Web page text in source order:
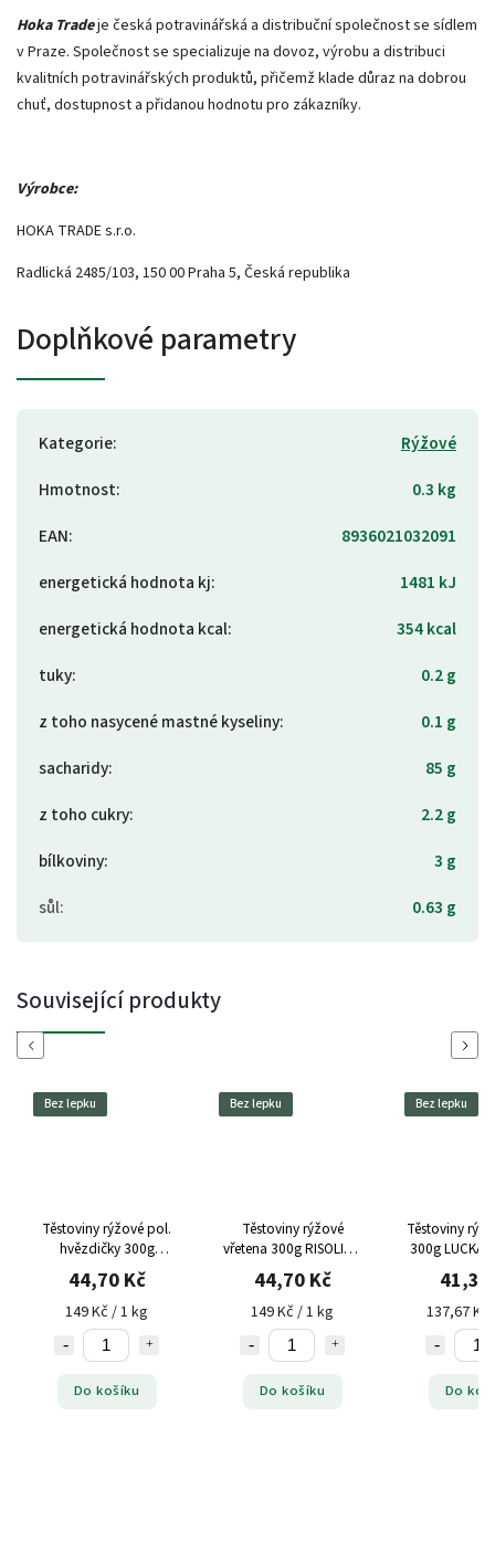
Hoka Tradeje česká potravinářská a distribuční společnost se sídlem
v Praze. Společnost se specializuje na dovoz, výrobu a distribuci
kvalitních potravinářských produktů, přičemž klade důraz na dobrou
chuť, dostupnost a přidanou hodnotu pro zákazníky.
Výrobce:
HOKA TRADE s.r.o.
Radlická 2485/103, 150 00 Praha 5, Česká republika
Doplňkové parametry
Kategorie:
Rýžové
Hmotnost:
0.3 kg
EAN:
8936021032091
energetická hodnota kj:
1481 kJ
energetická hodnota kcal:
354 kcal
tuky:
0.2 g
z toho nasycené mastné kyseliny:
0.1 g
sacharidy:
85 g
z toho cukry:
2.2 g
bílkoviny:
3 g
sůl: 0.63 g
Související produkty
Previous
Bez lepku
Těstoviny rýžové pol.
hvězdičky 300g
RISOLINO bez lepku
44,70 Kč
149 Kč / 1 kg
Do košíku
Bez lepku
Těstoviny rýžové
vřetena 300g RISOLINO
bez lepku
44,70 Kč
149 Kč / 1 kg
Do košíku
Bez lepku
Těstoviny
300g LUCKA
41,30
137,67 Kč
Do
Next